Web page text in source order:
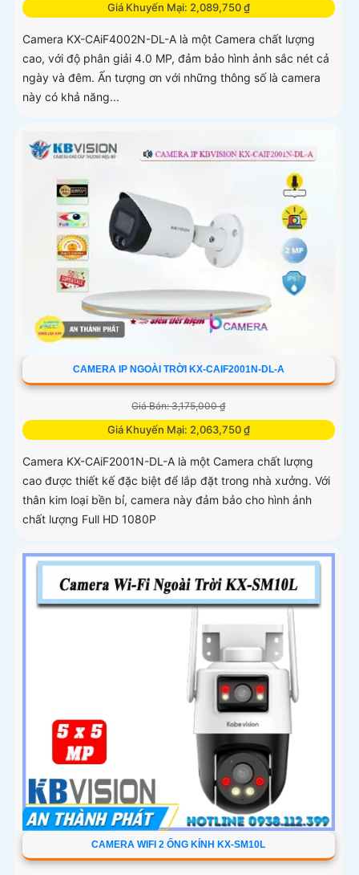
Giá Khuyến Mại: 2,089,750 ₫
Camera KX-CAiF4002N-DL-A là một Camera chất lượng
cao, với độ phân giải 4.0 MP, đảm bảo hình ảnh sắc nét cả
ngày và đêm. Ấn tượng ơn với những thông số là camera
này có khả năng...
CAMERA IP NGOÀI TRỜI KX-CAIF2001N-DL-A
Giá Bán: 3,175,000 ₫
Giá Khuyến Mại: 2,063,750 ₫
Camera KX-CAiF2001N-DL-A là một Camera chất lượng
cao được thiết kế đặc biệt để lắp đặt trong nhà xưởng. Với
thân kim loại bền bỉ, camera này đảm bảo cho hình ảnh
chất lượng Full HD 1080P
CAMERA WIFI 2 ỐNG KÍNH KX-SM10L